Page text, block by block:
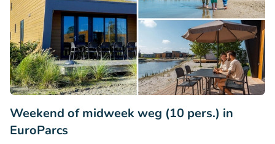
Weekend of midweek weg (10 pers.) in
EuroParcs